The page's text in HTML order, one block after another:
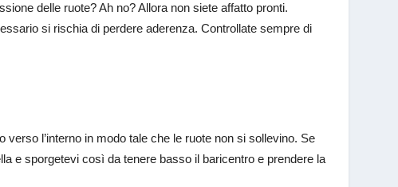
delle ruote? Ah no? Allora non siete affatto pronti.
si rischia di perdere aderenza. Controllate sempre di
l’interno in modo tale che le ruote non si sollevino. Se
e sporgetevi così da tenere basso il baricentro e prendere la